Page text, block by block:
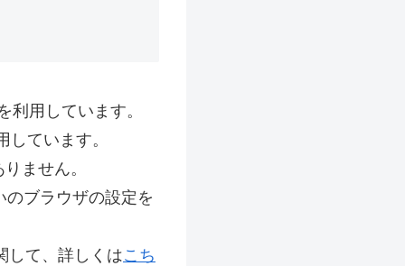
利用しています。
ています。
ません。
ブラウザの設定を
して、詳しくはこち